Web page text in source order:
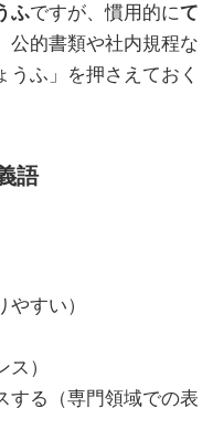
ふですが、慣用的にて
公的書類や社内規程な
うふ」を押さえておく
語
すい）
）
する（専門領域での表